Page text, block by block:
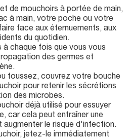
de mouchoirs à portée de main,
à main, votre poche ou votre
face aux éternuements, aux
du quotidien.
à chaque fois que vous vous
des germes et
toussez, couvrez votre bouche
pour retenir les sécrétions
des microbes.
déjà utilisé pour essuyer
car cela peut entraîner une
le risque d'infection.
jetez-le immédiatement